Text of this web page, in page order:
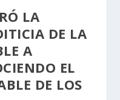
LA
DE LA
A
EL
DE LOS